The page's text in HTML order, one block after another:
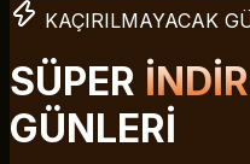
KAÇIRILMAYACAK
SÜPER
GÜNLERİ